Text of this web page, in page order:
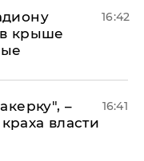
крыше
16:42
–
власти
16:41